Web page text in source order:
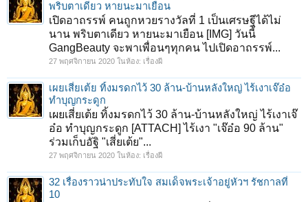
พริบตาเดียว หายนะมาเยือน
เปิดอาถรรพ์ คนถูกหวยรางวัลที่ 1 เป็นเศรษฐีได้ไม่
นาน พริบตาเดียว หายนะมาเยือน [IMG] วันนี้
GangBeauty จะพาเพื่อนๆทุกคน ไปเปิดอาถรรพ์...
27 พฤศจิกายน 2020 ในห้อง: เรื่องผี
เผยเสี่ยเต้ย ทิ้งมรดกไว้ 30 ล้าน-บ้านหลังใหญ่ ไร้เงาเจ๊อ๋อ
ทำบุญกระดูก
เผยเสี่ยเต้ย ทิ้งมรดกไว้ 30 ล้าน-บ้านหลังใหญ่ ไร้เงาเจ๊
อ๋อ ทำบุญกระดูก [ATTACH] ไร้เงา "เจ๊อ๋อ 90 ล้าน"
ร่วมเก็บอัฐิ "เสี่ยเต้ย"...
27 พฤศจิกายน 2020 ในห้อง: เรื่องผี
32 เรื่องราวน่าประทับใจ สมเด็จพระเจ้าอยู่หัวฯ รัชกาลที่
10